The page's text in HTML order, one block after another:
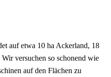
auf etwa 10 ha Ackerland, 18
versuchen so schonend wie
auf den Flächen zu